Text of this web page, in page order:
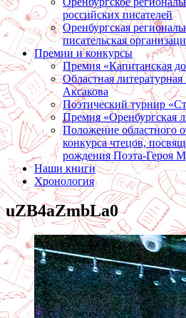
российских писателей
Оренбургская
писательская
Премии и конкурсы
Премия «Капитанская
Областная
Аксакова
Поэтический турнир
Премия «Оренбургская
Положение областного
конкурса чтецов,
рождения Поэта-Героя
Наши книги
Хронология
uZB4aZmbLa0